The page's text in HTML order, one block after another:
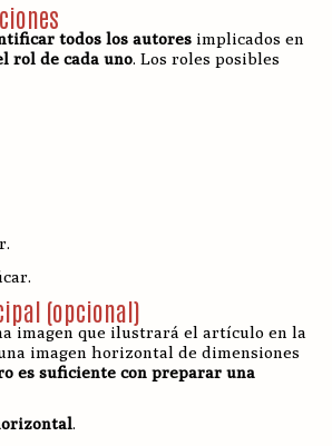
todos los autores implicados en
rol de cada uno. Los roles posibles
(opcional)
imagen que ilustrará el artículo en la
imagen horizontal de dimensiones
es suficiente con preparar una
.